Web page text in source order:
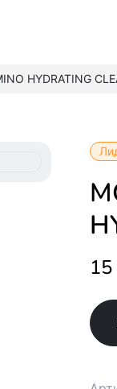
HYDRATING
MOLECULAR SILK AMINO